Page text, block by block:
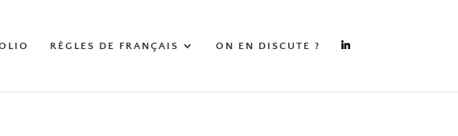
RÈGLES DE FRANÇAIS ON EN DISCUTE ?